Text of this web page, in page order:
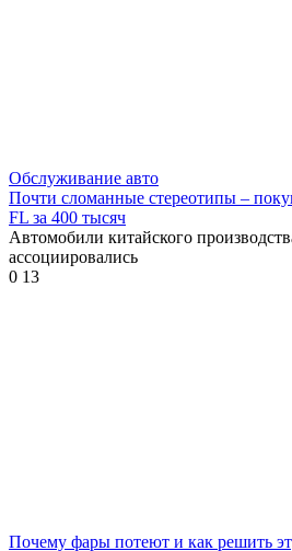
Обслуживание авто
Почти сломанные стереотипы –
FL за 400 тысяч
Автомобили китайского
ассоциировались
0 13
Почему фары потеют и как решить